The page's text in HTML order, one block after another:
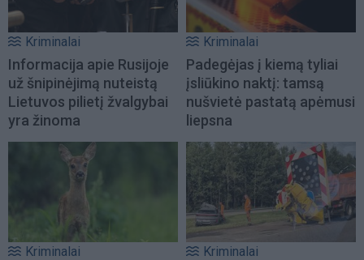
Kriminalai
Informacija apie Rusijoje
už šnipinėjimą nuteistą
Lietuvos pilietį žvalgybai
yra žinoma
Kriminalai
Padegėjas į kiemą tyliai
įsliūkino naktį: tamsą
nušvietė pastatą apėmusi
liepsna
Kriminalai Kriminalai